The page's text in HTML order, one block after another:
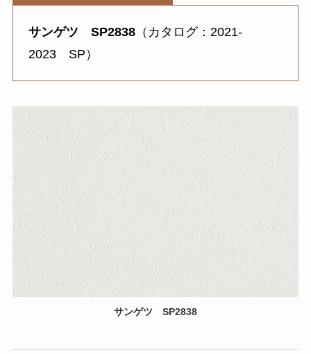
サンゲツ SP2838 （カタログ：2021-
2023 SP）
サンゲツ SP2838